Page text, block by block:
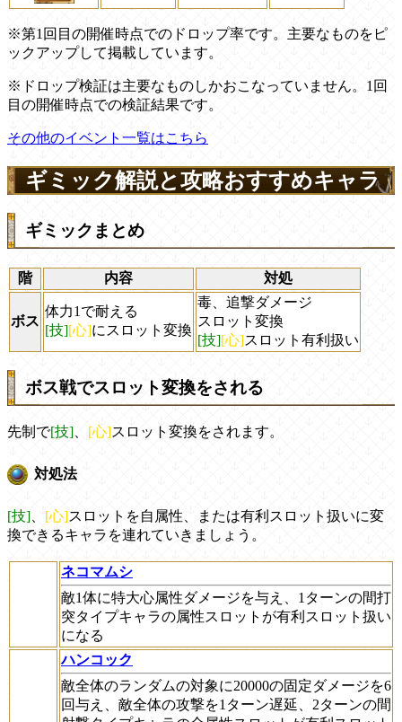
※第1回目の開催時点でのドロップ率です。主要なものをピ
ックアップして掲載しています。
※ドロップ検証は主要なものしかおこなっていません。1回
目の開催時点での検証結果です。
その他のイベント一覧はこちら
ギミック解説と攻略おすすめキャラ
ギミックまとめ
階 内容 対処
ボス
体力1で耐える
[技][心]にスロット変換
毒、追撃ダメージ
スロット変換
[技][心]スロット有利扱い
ボス戦でスロット変換をされる
先制で[技]、 [心]スロット変換をされます。
対処法
[技] 、 [心]スロットを自属性、または有利スロット扱いに変
換できるキャラを連れていきましょう。
ネコマムシ
敵1体に特大心属性ダメージを与え、1ターンの間打
突タイプキャラの属性スロットが有利スロット扱い
になる
ハンコック
敵全体のランダムの対象に20000の固定ダメージを6
回与え、敵全体の攻撃を1ターン遅延、2ターンの間